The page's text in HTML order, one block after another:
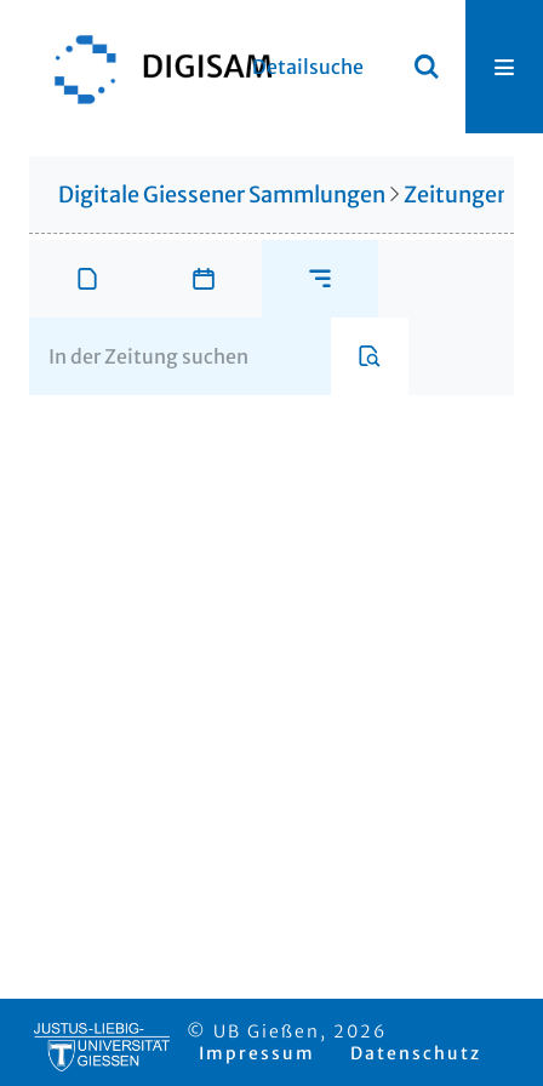
Detailsuche
Digitale Giessener Sammlungen Zeitungen
© UB Gießen, 2026
Impressum
Datenschutz